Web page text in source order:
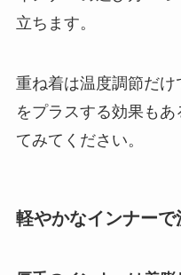
立ちます。
重ね着は温度調節だ
をプラスする効果も
てみてください。
軽やかなインナー